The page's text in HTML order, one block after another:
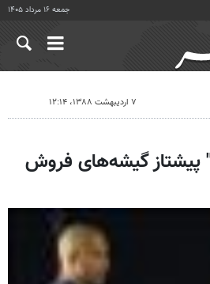
جمعه ۱۶ مرداد ۱۴۰۵
۷ اردیبهشت ۱۳۸۸، ۱۲:۱۴
گیشه‌های فروش